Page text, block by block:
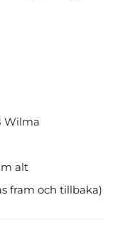
Wilma
alt
fram och tillbaka)